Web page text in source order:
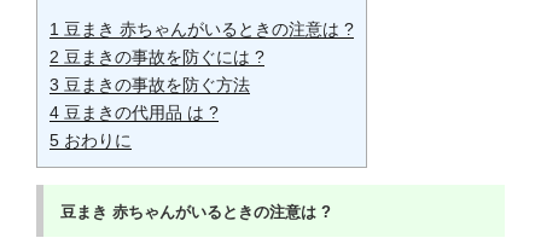
1 豆まき 赤ちゃんがいるときの注意は ?
2 豆まきの事故を防ぐには ?
3 豆まきの事故を防ぐ方法
4 豆まきの代用品 は ?
5 おわりに
豆まき 赤ちゃんがいるときの注意は ?